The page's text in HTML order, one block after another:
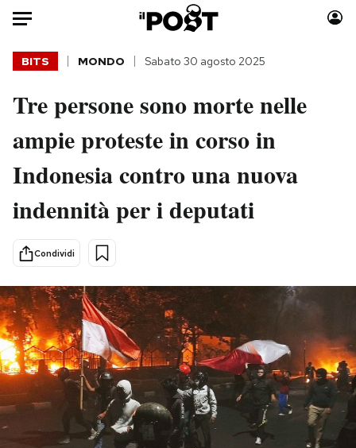
Auto
Italia
Mondo
Politica
Tecnologia
Scienza
Cultura
Economia
Sport
Consumismi
Storie/Idee
Altrecose
Mondiali calcio 2026
PODCAST
NEWSLETTER
BITS MONDO Sabato 30 agosto 2025
Tre persone sono morte nelle
ampie proteste in corso in
Indonesia contro una nuova
indennità per i deputati
Condividi